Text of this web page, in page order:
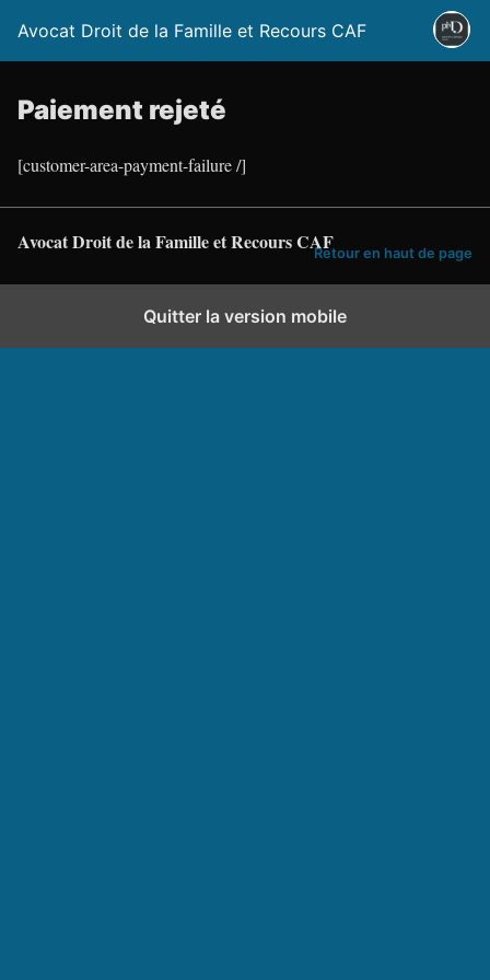
Avocat Droit de la Famille et Recours CAF
Paiement rejeté
[customer-area-payment-failure /]
Avocat Droit de la Famille et Recours CAFRetour en haut de page
Quitter la version mobile